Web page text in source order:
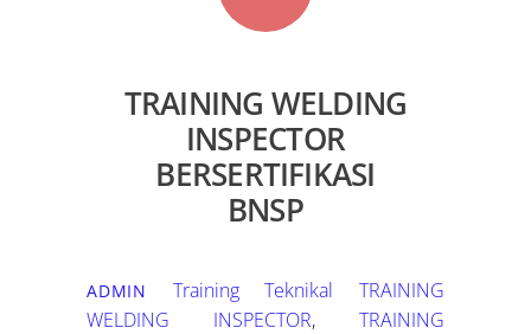
TRAINING WELDING
INSPECTOR
BERSERTIFIKASI
BNSP
ADMIN Training Teknikal
TRAINING
WELDING INSPECTOR, TRAINING